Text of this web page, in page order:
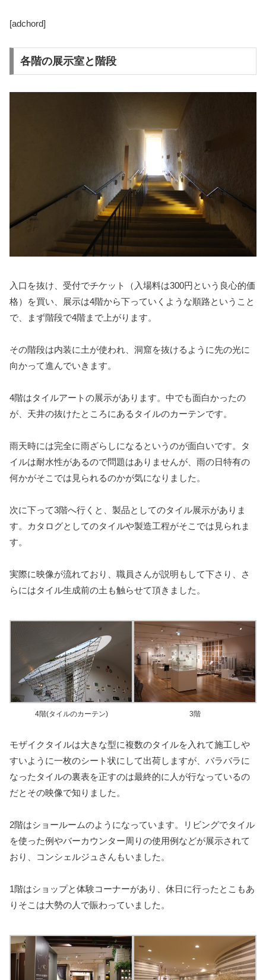
[adchord]
各階の展示室と階段
入口を抜け、受付でチケット（入場料は300円という良心的価
格）を買い、展示は4階から下っていくような順路ということ
で、まず階段で4階まで上がります。
その階段は内装に土が使われ、洞窟を抜けるように先の光に
向かって進んでいきます。
4階はタイルアートの展示があります。中でも面白かったの
が、天井の抜けたところにあるタイルのカーテンです。
雨天時には完全に雨ざらしになるというのが面白いです。タ
イルは耐水性があるので問題はありませんが、雨の日特有の
何かがそこでは見られるのかが気になりました。
次に下って3階へ行くと、製品としてのタイル展示がありま
す。カタログとしてのタイルや製造工程がそこでは見られま
す。
実際に映像が流れており、職員さんが説明もして下さり、さ
らにはタイル生成前の土も触らせて頂きました。
4階(タイルのカーテン) 3階
モザイクタイルは大きな型に複数のタイルを入れて施工しや
すいように一枚のシート状にして出荷しますが、バラバラに
なったタイルの裏表を正すのは最終的に人が行なっているの
だとその映像で知りました。
2階はショールームのようになっています。リビングでタイル
を使った例やバーカウンター周りの使用例などが展示されて
おり、コンシェルジュさんもいました。
1階はショップと体験コーナーがあり、休日に行ったとこもあ
りそこは大勢の人で賑わっていました。